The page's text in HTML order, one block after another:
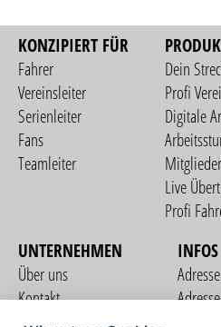
KONZIPIERT FÜR
Fahrer
Vereinsleiter
Serienleiter
Fans
Teamleiter
Dein
Profi
Digitale
Live
Profi
UNTERNEHMEN
Über uns
Kontakt
Nutzungsbedingungen
INFOS